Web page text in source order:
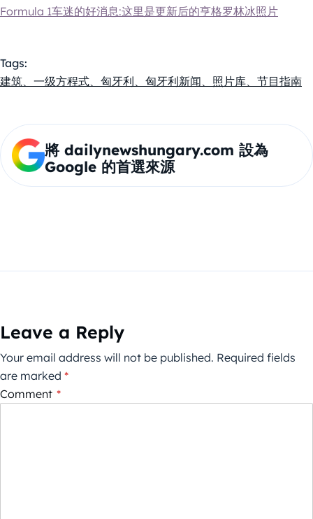
Formula 1车迷的好消息:这里是更新后的亨格罗林冰照片
Tags:
建筑、一级方程式、匈牙利、匈牙利新闻、照片库、节目指南
將 dailynewshungary.com 設為
Google 的首選來源
Leave a Reply
Your email address will not be published. Required fields
are marked *
Comment *